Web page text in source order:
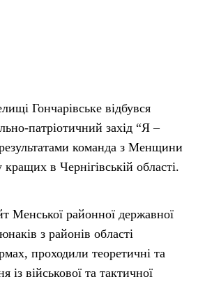
Гончарівське відбувся
патріотичний захід “Я –
команда з Менщини
в Чернігівській області.
Менської районної державної
з районів області
проходили теоретичні та
із військової та тактичної